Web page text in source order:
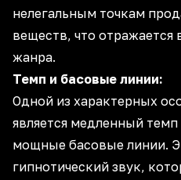
нелегальным точкам
веществ, что отражается
жанра.
Темп и басовые линии:
Одной из характерных
является медленный
мощные басовые линии.
гипнотический звук,